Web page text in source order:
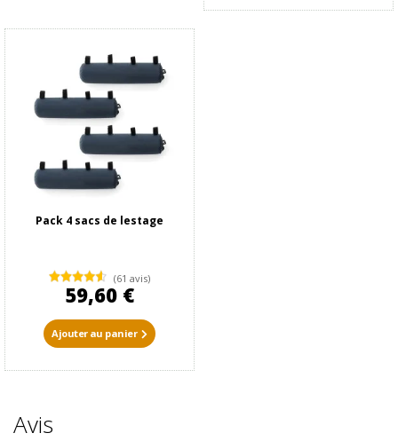
Pack 4 sacs de lestage
(61 avis)
59,60 €
Ajouter au panier
Avis